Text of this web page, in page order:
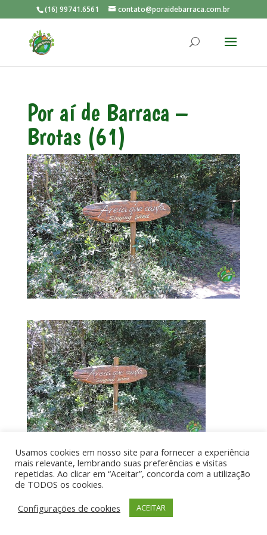
(16) 99741.6561 contato@poraidebarraca.com.br
Por aí de Barraca –
Brotas (61)
por UIA WEB
Usamos cookies em nosso site para fornecer a experiência
mais relevante, lembrando suas preferências e visitas
repetidas. Ao clicar em “Aceitar”, concorda com a utilização
de TODOS os cookies.
Configurações de cookies
ACEITAR